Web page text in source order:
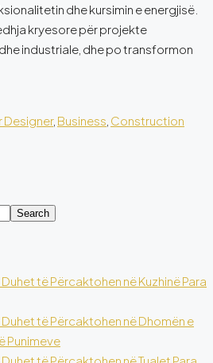
dhe kursimin e energjisë.
kryesore për projekte
industriale, dhe po transformon
Designer, Business Construction
Search
të Përcaktohen në Kuzhinë Para
të Përcaktohen në Dhomën e
Punimeve